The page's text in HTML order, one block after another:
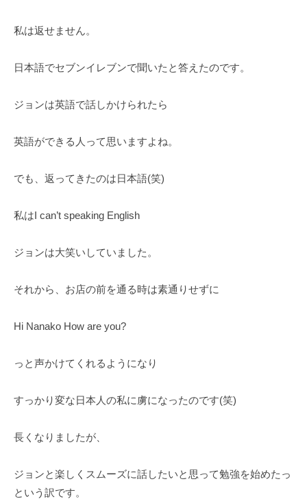
私は返せません。
日本語でセブンイレブンで聞いたと答えたのです。
ジョンは英語で話しかけられたら
英語ができる人って思いますよね。
でも、返ってきたのは日本語(笑)
私はI can’t speaking English
ジョンは大笑いしていました。
それから、お店の前を通る時は素通りせずに
Hi Nanako How are you?
っと声かけてくれるようになり
すっかり変な日本人の私に虜になったのです(笑)
長くなりましたが、
ジョンと楽しくスムーズに話したいと思って勉強を始めたっ
という訳です。